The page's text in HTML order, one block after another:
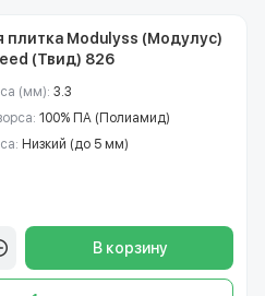
плитка Modulyss (Модулус)
(Твид) 826
(мм): 3.3
100% ПА (Полиамид)
Низкий (до 5 мм)
В корзину